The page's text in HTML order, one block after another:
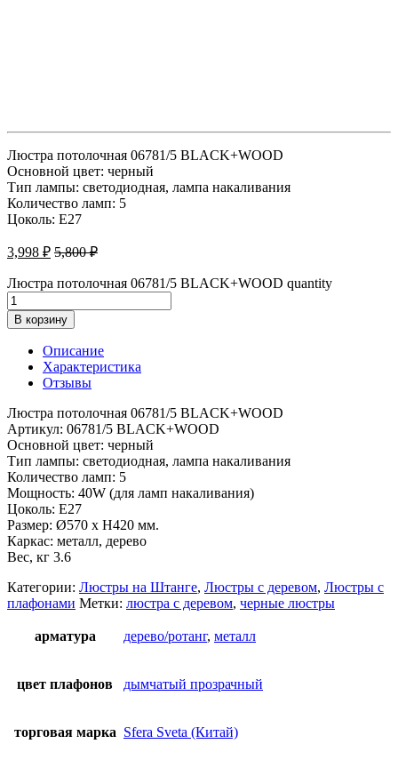
Люстра потолочная 06781/5 BLACK+WOOD
Основной цвет: черный
Тип лампы: светодиодная, лампа накаливания
Количество ламп: 5
Цоколь: E27
3,998 ₽ 5,800₽
Люстра потолочная 06781/5 BLACK+WOOD quantity
В корзину
Описание
Характеристика
Отзывы
Люстра потолочная 06781/5 BLACK+WOOD
Артикул: 06781/5 BLACK+WOOD
Основной цвет: черный
Тип лампы: светодиодная, лампа накаливания
Количество ламп: 5
Мощность: 40W (для ламп накаливания)
Цоколь: E27
Размер: Ø570 x H420 мм.
Каркас: металл, дерево
Вес, кг 3.6
Категории: Люстры на Штанге, Люстры с деревом, Люстры с
плафонами Метки: люстра с деревом, черные люстры
арматура дерево/ротанг, металл
цвет плафонов дымчатый прозрачный
торговая марка Sfera Sveta (Китай)